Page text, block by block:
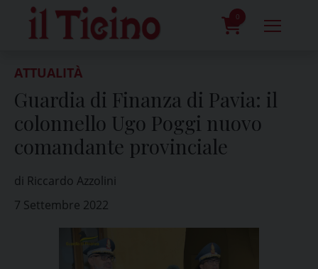
content
0
ATTUALITÀ
Guardia di Finanza di Pavia: il
colonnello Ugo Poggi nuovo
comandante provinciale
di Riccardo Azzolini
7 Settembre 2022